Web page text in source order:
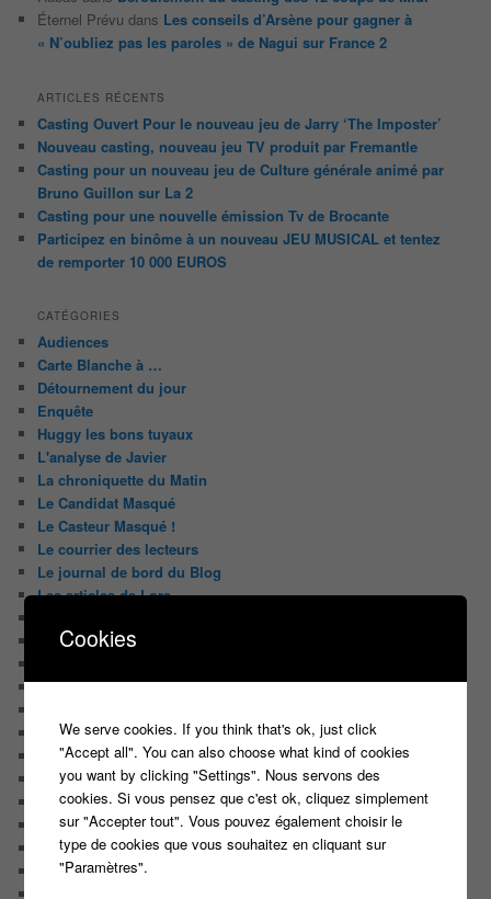
Éternel Prévu dans Les conseils d’Arsène pour gagner à
« N’oubliez pas les paroles » de Nagui sur France 2
ARTICLES RÉCENTS
Casting Ouvert Pour le nouveau jeu de Jarry ‘The Imposter’
Nouveau casting, nouveau jeu TV produit par Fremantle
Casting pour un nouveau jeu de Culture générale animé par
Bruno Guillon sur La 2
Casting pour une nouvelle émission Tv de Brocante
Participez en binôme à un nouveau JEU MUSICAL et tentez
de remporter 10 000 EUROS
CATÉGORIES
Audiences
Carte Blanche à …
Détournement du jour
Enquête
Huggy les bons tuyaux
L'analyse de Javier
La chroniquette du Matin
Le Candidat Masqué
Le Casteur Masqué !
Le courrier des lecteurs
Le journal de bord du Blog
Les articles de Lora
Les derniers Jeux
Les infos du net
Les pages du blog
Les pages réservées aux abonnées
Les papiers du journaliste Masqué
Les Portraits de Fannette
Malika la Fouine
Non classé
On a testé pour vous
Cookies
We serve cookies. If you think that's ok, just click
"Accept all". You can also choose what kind of cookies
you want by clicking "Settings". Nous servons des
cookies. Si vous pensez que c'est ok, cliquez simplement
sur "Accepter tout". Vous pouvez également choisir le
type de cookies que vous souhaitez en cliquant sur
"Paramètres".